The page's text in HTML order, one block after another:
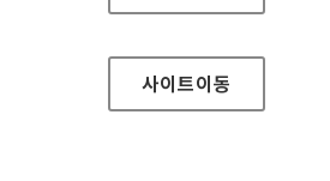
사이트이동